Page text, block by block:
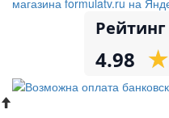
Рейтинг
4.98 ★
★